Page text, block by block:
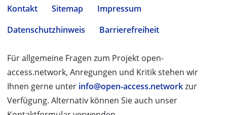
Kontakt Sitemap
Impressum
Datenschutzhinweis
Barrierefreiheit
Für allgemeine Fragen zum Projekt open-
access.network, Anregungen und Kritik stehen wir
Ihnen gerne unter info@open-access.networkzur
Verfügung. Alternativ können Sie auch unser